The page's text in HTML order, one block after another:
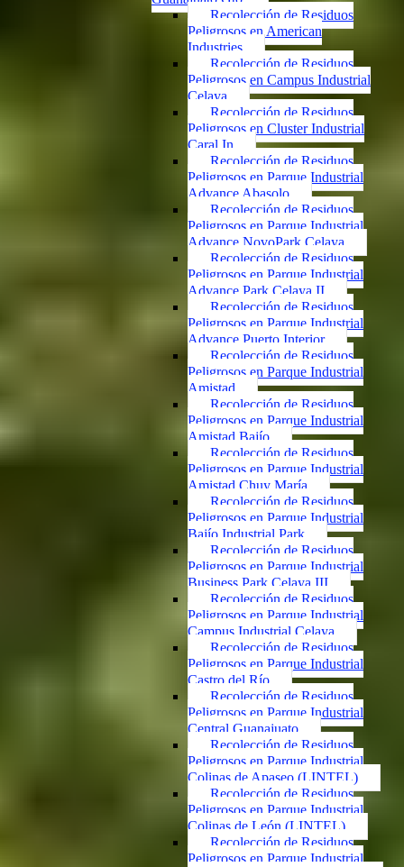
Recolección de Residuos
Peligrosos en American
Industries
Recolección de Residuos
Peligrosos en Campus Industrial
Celaya
Recolección de Residuos
Peligrosos en Cluster Industrial
Caral In
Recolección de Residuos
Peligrosos en Parque Industrial
Advance Abasolo
Recolección de Residuos
Peligrosos en Parque Industrial
Advance NovoPark Celaya
Recolección de Residuos
Peligrosos en Parque Industrial
Advance Park Celaya II
Recolección de Residuos
Peligrosos en Parque Industrial
Advance Puerto Interior
Recolección de Residuos
Peligrosos en Parque Industrial
Amistad
Recolección de Residuos
Peligrosos en Parque Industrial
Amistad Bajío
Recolección de Residuos
Peligrosos en Parque Industrial
Amistad Chuy María
Recolección de Residuos
Peligrosos en Parque Industrial
Bajío Industrial Park
Recolección de Residuos
Peligrosos en Parque Industrial
Business Park Celaya III
Recolección de Residuos
Peligrosos en Parque Industrial
Campus Industrial Celaya
Recolección de Residuos
Peligrosos en Parque Industrial
Castro del Río
Recolección de Residuos
Peligrosos en Parque Industrial
Central Guanajuato
Recolección de Residuos
Peligrosos en Parque Industrial
Colinas de Apaseo (LINTEL)
Recolección de Residuos
Peligrosos en Parque Industrial
Colinas de León (LINTEL)
Recolección de Residuos
Peligrosos en Parque Industrial